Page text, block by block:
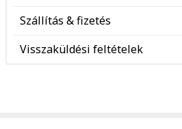
Szállítás & fizetés
Visszaküldési feltételek